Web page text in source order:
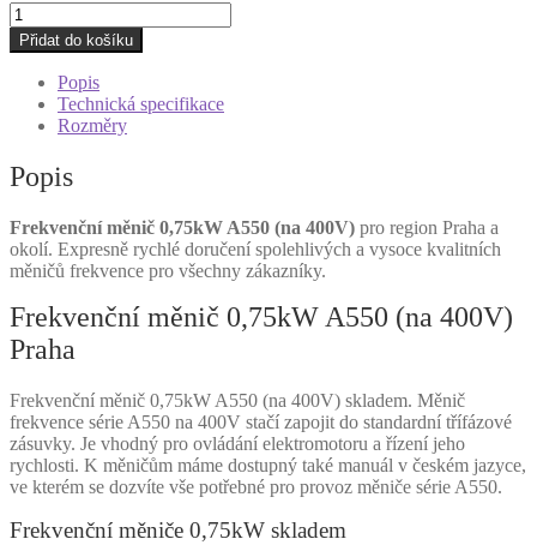
Frekvenční
měnič
0,75kW
A550
400V)
množství
Přidat do košíku
Popis
Technická specifikace
Rozměry
Popis
Frekvenční měnič 0,75kW A550 (na 400V) pro region Praha a
okolí. Expresně rychlé doručení spolehlivých a vysoce kvalitních
měničů frekvence pro všechny zákazníky.
Frekvenční měnič 0,75kW A550 (na 400V)
Praha
Frekvenční měnič 0,75kW A550 (na 400V) skladem. Měnič
frekvence série A550 na 400V stačí zapojit do standardní třífázové
zásuvky. Je vhodný pro ovládání elektromotoru a řízení jeho
rychlosti. K měničům máme dostupný také manuál v českém jazyce,
ve kterém se dozvíte vše potřebné pro provoz měniče série A550.
Frekvenční měniče 0,75kW skladem